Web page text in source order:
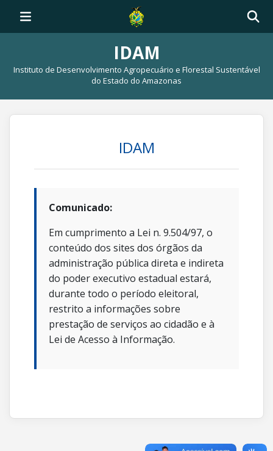
IDAM
Instituto de Desenvolvimento Agropecuário e Florestal Sustentável
do Estado do Amazonas
IDAM
Comunicado:
Em cumprimento a Lei n. 9.504/97, o
conteúdo dos sites dos órgãos da
administração pública direta e indireta
do poder executivo estadual estará,
durante todo o período eleitoral,
restrito a informações sobre
prestação de serviços ao cidadão e à
Lei de Acesso à Informação.